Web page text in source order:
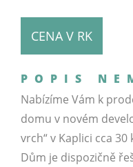
CENA V RK
POPIS
Nabízíme Vám k
domu v novém
vrch“ v Kaplici cca
Dům je dispozičně